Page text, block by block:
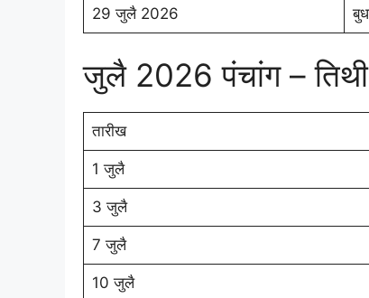
29 जुलै 2026
जुलै 2026 पंचांग – तिथी
तारीख
1 जुलै
3 जुलै
7 जुलै
10 जुलै